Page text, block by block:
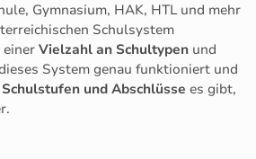
Gymnasium, HAK, HTL und mehr
Schulsystem
Vielzahl an Schultypen und
System genau funktioniert und
und Abschlüsse es gibt,